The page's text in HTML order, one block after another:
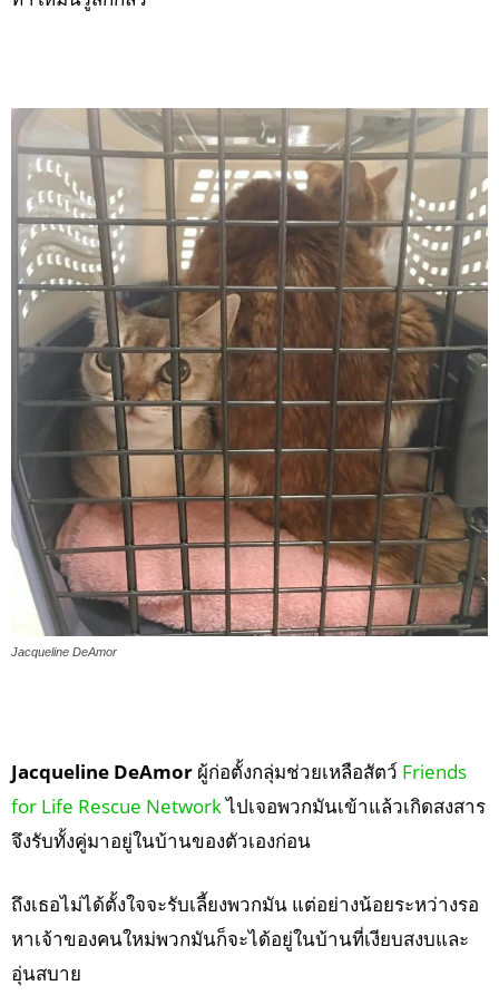
Jacqueline DeAmor
Jacqueline DeAmor ผู้ก่อตั้งกลุ่มช่วยเหลือสัตว์ Friends
for Life Rescue Networkไปเจอพวกมันเข้าแล้วเกิดสงสาร
จึงรับทั้งคู่มาอยู่ในบ้านของตัวเองก่อน
ถึงเธอไม่ได้ตั้งใจจะรับเลี้ยงพวกมัน แต่อย่างน้อยระหว่างรอ
หาเจ้าของคนใหม่พวกมันก็จะได้อยู่ในบ้านที่เงียบสงบและ
อุ่นสบาย